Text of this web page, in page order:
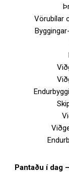
Vörubílar
Pantaðu í dag